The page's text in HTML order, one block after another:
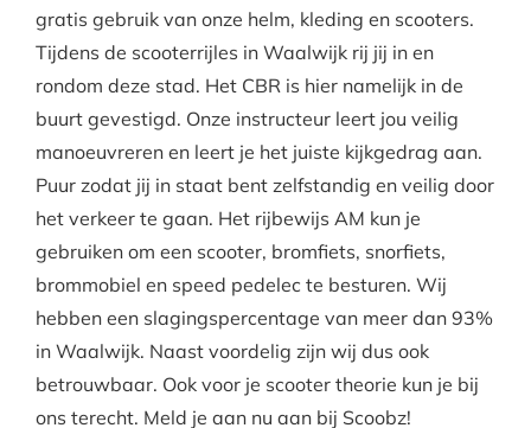
gratis gebruik van onze helm, kleding en scooters.
Tijdens de scooterrijles in Waalwijk rij jij in en
rondom deze stad. Het CBR is hier namelijk in de
buurt gevestigd. Onze instructeur leert jou veilig
manoeuvreren en leert je het juiste kijkgedrag aan.
Puur zodat jij in staat bent zelfstandig en veilig door
het verkeer te gaan. Het rijbewijs AM kun je
gebruiken om een scooter, bromfiets, snorfiets,
brommobiel en speed pedelec te besturen. Wij
hebben een slagingspercentage van meer dan 93%
in Waalwijk. Naast voordelig zijn wij dus ook
betrouwbaar. Ook voor je scooter theorie kun je bij
ons terecht. Meld je aan nu aan bij Scoobz!